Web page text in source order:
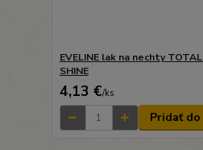
EVELINE lak na nechty
SHINE
4,13 €/ks
Pridať